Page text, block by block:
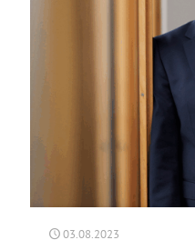
03.08.2023